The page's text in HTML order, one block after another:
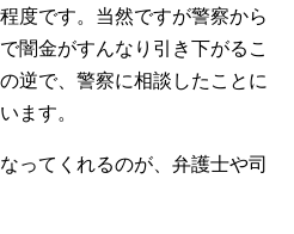
度です。当然ですが警察から
闇金がすんなり引き下がるこ
逆で、警察に相談したことに
ます。
ってくれるのが、弁護士や司